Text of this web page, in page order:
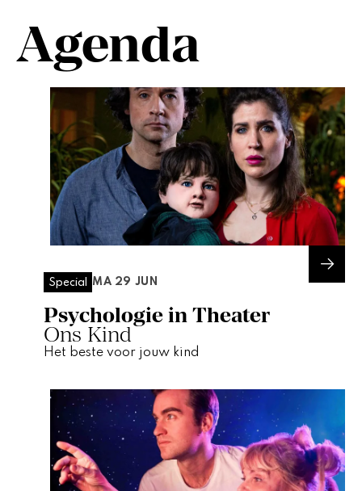
Agenda
Special MA 29 JUN
Psychologie in Theater
Ons Kind
Het beste voor jouw kind